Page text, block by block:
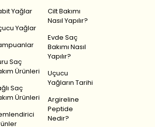
Yağlar
Yağlar
Saç
Ürünleri
Saç
Ürünleri
Cilt Bakımı
Nasıl Yapılır?
Evde Saç
Bakımı Nasıl
Yapılır?
Uçucu
Yağların Tarihi
Argireline
Peptide
Nedir?